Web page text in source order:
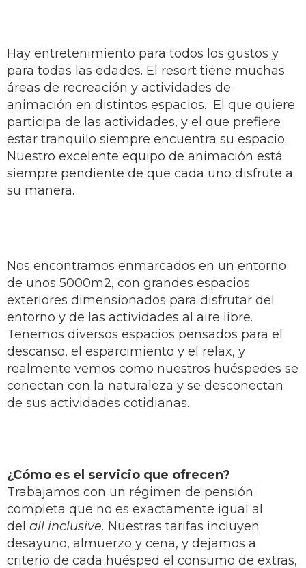
Hay entretenimiento para todos los gustos y
para todas las edades. El resort tiene muchas
áreas de recreación y actividades de
animación en distintos espacios. El que quiere
participa de las actividades, y el que prefiere
estar tranquilo siempre encuentra su espacio.
Nuestro excelente equipo de animación está
siempre pendiente de que cada uno disfrute a
su manera.
Nos encontramos enmarcados en un entorno
de unos 5000m2, con grandes espacios
exteriores dimensionados para disfrutar del
entorno y de las actividades al aire libre.
Tenemos diversos espacios pensados para el
descanso, el esparcimiento y el relax, y
realmente vemos como nuestros huéspedes se
conectan con la naturaleza y se desconectan
de sus actividades cotidianas.
¿Cómo es el servicio que ofrecen?
Trabajamos con un régimen de pensión
completa que no es exactamente igual al
del all inclusive. Nuestras tarifas incluyen
desayuno, almuerzo y cena, y dejamos a
criterio de cada huésped el consumo de extras,